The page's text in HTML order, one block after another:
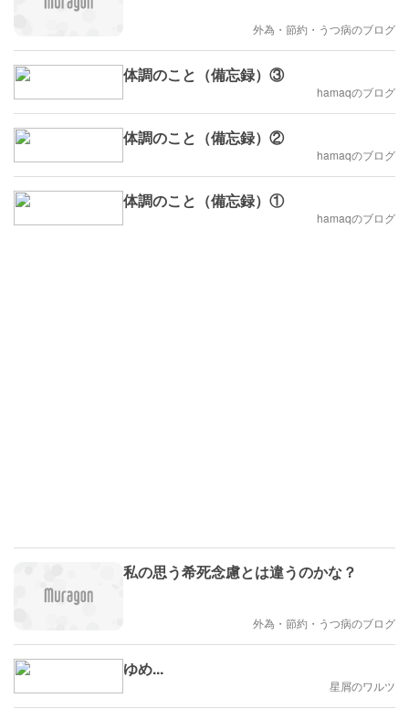
外為・節約・うつ病のブログ
体調のこと（備忘録）③
hamaqのブログ
体調のこと（備忘録）②
hamaqのブログ
体調のこと（備忘録）①
hamaqのブログ
私の思う希死念慮とは違うのかな？
外為・節約・うつ病のブログ
ゆめ...
星屑のワルツ